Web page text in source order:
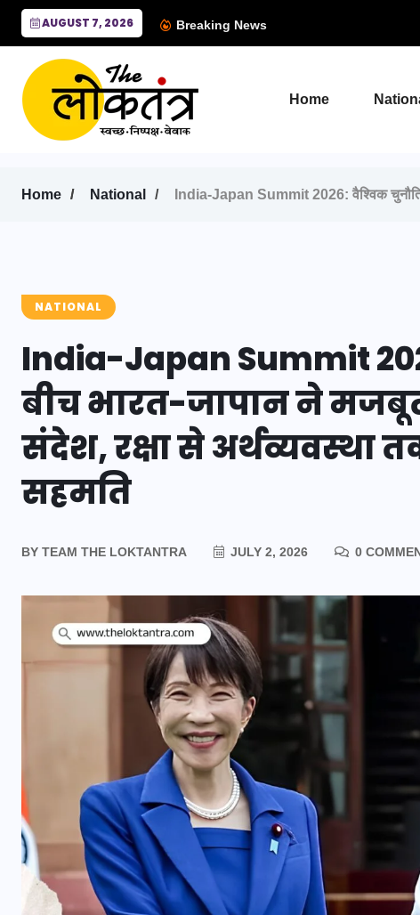
AUGUST 7, 2026 Breaking News
Home
Home National India-Japan Summit 2026: वैश्विक
NATIONAL
India-Japan Summit
बीच भारत-जापान ने मजबूत
संदेश, रक्षा से अर्थव्यवस्था
सहमति
BY TEAM THE LOKTANTRA JULY 2, 2026 0